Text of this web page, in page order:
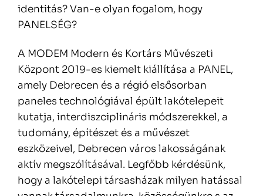
identitás? Van-e olyan fogalom, hogy
PANELSÉG?
A MODEM Modern és Kortárs Művészeti
Központ 2019-es kiemelt kiállítása a PANEL,
amely Debrecen és a régió elsősorban
paneles technológiával épült lakótelepeit
kutatja, interdiszciplináris módszerekkel, a
tudomány, építészet és a művészet
eszközeivel, Debrecen város lakosságának
aktív megszólításával. Legfőbb kérdésünk,
hogy a lakótelepi társasházak milyen hatással